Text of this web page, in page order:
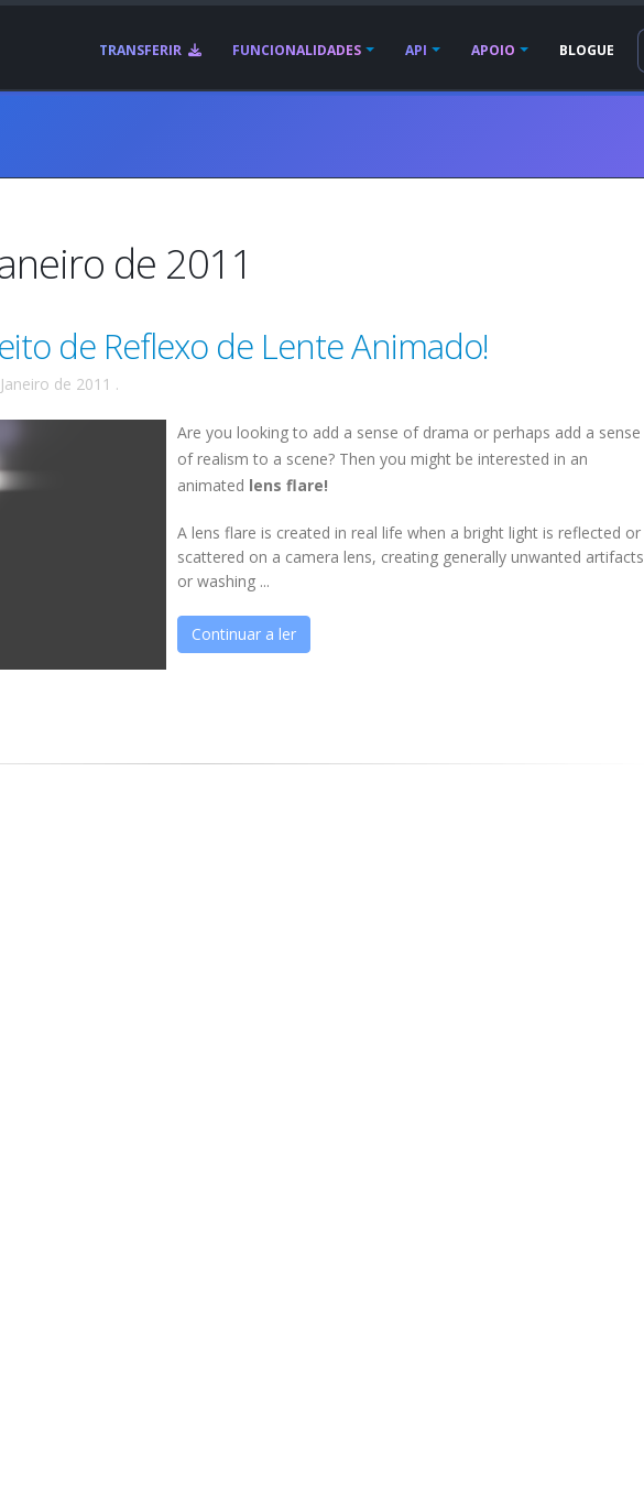
TRANSFERIR FUNCIONALIDADES API APOIO BLOGUE
de 2011
de Reflexo de Lente Animado!
de 2011 .
Are you looking to add a sense of drama or perhaps add a sense
of realism to a scene? Then you might be interested in an
animated lens flare!
A lens flare is created in real life when a bright light is reflected or
scattered on a camera lens, creating generally unwanted artifacts
or washing ...
Continuar a ler